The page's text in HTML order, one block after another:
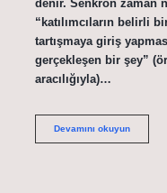
denir. Senkron zaman
“katılımcıların belirli
tartışmaya giriş
gerçekleşen bir şey”
aracılığıyla)…
Devamını okuyun